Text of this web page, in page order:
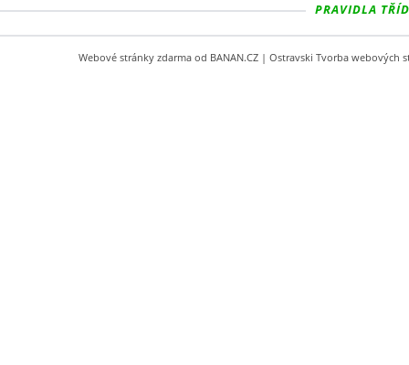
PRAVIDLA
Webové stránky zdarma od BANAN.CZ | Ostravski Tvorba webových